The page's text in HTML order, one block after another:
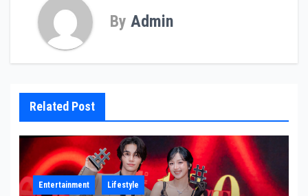
By Admin
Related Post
Entertainment Lifestyle